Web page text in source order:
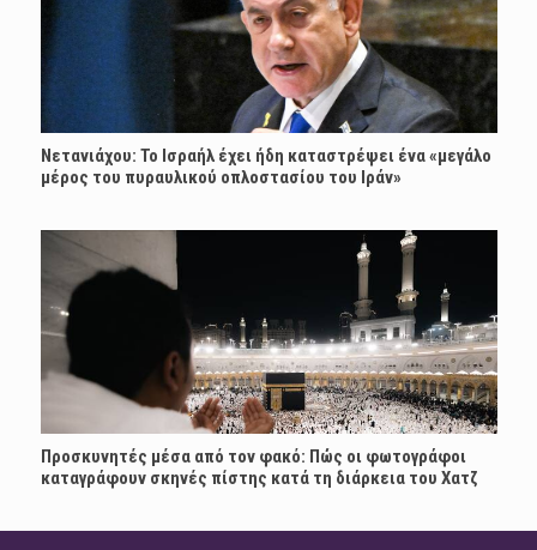
Νετανιάχου: Το Ισραήλ έχει ήδη καταστρέψει ένα «μεγάλο
μέρος του πυραυλικού οπλοστασίου του Ιράν»
Προσκυνητές μέσα από τον φακό: Πώς οι φωτογράφοι
καταγράφουν σκηνές πίστης κατά τη διάρκεια του Χατζ